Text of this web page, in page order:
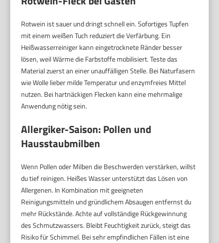
Rotwein ist sauer und dringt schnell ein. Sofortiges Tupfen
mit einem weißen Tuch reduziert die Verfärbung. Ein
Heißwasserreiniger kann eingetrocknete Ränder besser
lösen, weil Wärme die Farbstoffe mobilisiert. Teste das
Material zuerst an einer unauffälligen Stelle. Bei Naturfasern
wie Wolle lieber milde Temperatur und enzymfreies Mittel
nutzen. Bei hartnäckigen Flecken kann eine mehrmalige
Anwendung nötig sein.
Allergiker-Saison: Pollen und
Hausstaubmilben
Wenn Pollen oder Milben die Beschwerden verstärken, willst
du tief reinigen. Heißes Wasser unterstützt das Lösen von
Allergenen. In Kombination mit geeigneten
Reinigungsmitteln und gründlichem Absaugen entfernst du
mehr Rückstände. Achte auf vollständige Rückgewinnung
des Schmutzwassers. Bleibt Feuchtigkeit zurück, steigt das
Risiko für Schimmel. Bei sehr empfindlichen Fällen ist eine